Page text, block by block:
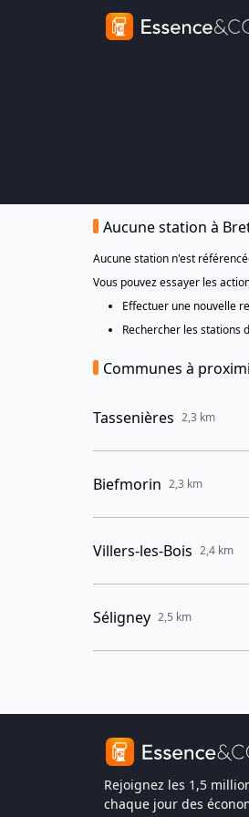
Aucune station à
Aucune station n'est
Vous pouvez essayer les
Effectuer une nouvelle
Rechercher les stations
Communes à
Tassenières 2,3 km
Biefmorin 2,3 km
Villers-les-Bois 2,4 km
Séligney 2,5 km
Rejoignez les 1,5
chaque jour des